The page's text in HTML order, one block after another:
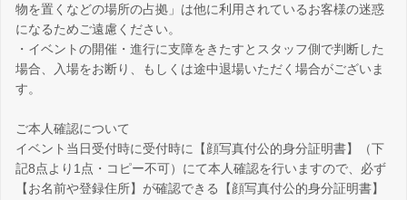
物を置くなどの場所の占拠」は他に利用されているお客様の迷惑
になるためご遠慮ください。
・イベントの開催・進行に支障をきたすとスタッフ側で判断した
場合、入場をお断り、もしくは途中退場いただく場合がございま
す。
ご本人確認について
イベント当日受付時に受付時に【顔写真付公的身分証明書】（下
記8点より1点・コピー不可）にて本人確認を行いますので、必ず
【お名前や登録住所】が確認できる【顔写真付公的身分証明書】